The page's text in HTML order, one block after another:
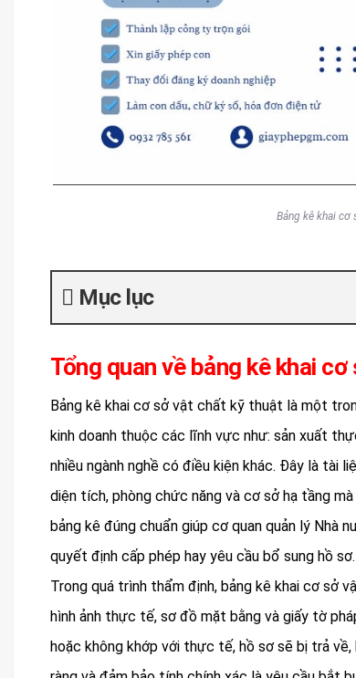
Bảng kê khai cơ
Mục lục
Tổng quan về bảng kê khai
Bảng kê khai cơ sở vật chất kỹ thuật là một
kinh doanh thuộc các lĩnh vực như: sản xuất
nhiều ngành nghề có điều kiện khác. Đây là tài
diện tích, phòng chức năng và cơ sở hạ tầng
bảng kê đúng chuẩn giúp cơ quan quản lý Nhà
quyết định cấp phép hay yêu cầu bổ sung hồ sơ.
Trong quá trình thẩm định, bảng kê khai cơ sở
hình ảnh thực tế, sơ đồ mặt bằng và giấy tờ
hoặc không khớp với thực tế, hồ sơ sẽ bị trả